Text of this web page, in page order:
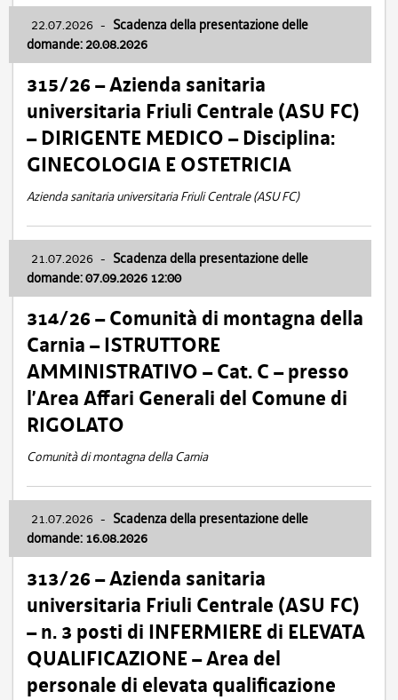
22.07.2026 - Scadenza della presentazione delle
domande: 20.08.2026
315/26 – Azienda sanitaria
universitaria Friuli Centrale (ASU FC)
– DIRIGENTE MEDICO – Disciplina:
GINECOLOGIA E OSTETRICIA
Azienda sanitaria universitaria Friuli Centrale (ASU FC)
21.07.2026 - Scadenza della presentazione delle
domande: 07.09.2026 12:00
314/26 – Comunità di montagna della
Carnia – ISTRUTTORE
AMMINISTRATIVO – Cat. C – presso
l’Area Affari Generali del Comune di
RIGOLATO
Comunità di montagna della Carnia
21.07.2026 - Scadenza della presentazione delle
domande: 16.08.2026
313/26 – Azienda sanitaria
universitaria Friuli Centrale (ASU FC)
– n. 3 posti di INFERMIERE di ELEVATA
QUALIFICAZIONE – Area del
personale di elevata qualificazione